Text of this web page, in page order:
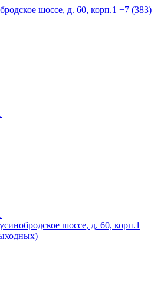
шоссе, д. 60, корп.1 +7 (383)
шоссе, д. 60, корп.1